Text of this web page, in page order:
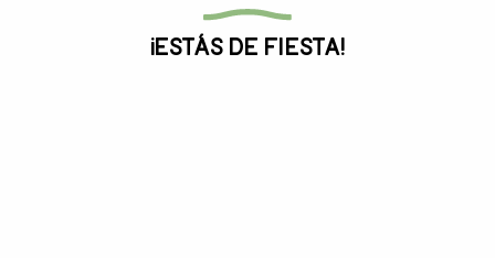
¡Estás de fiesta!